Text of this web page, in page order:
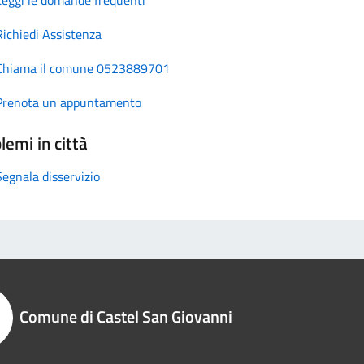
Assistenza
il comune 0523889701
un appuntamento
in città
disservizio
Comune di Castel San Giovanni